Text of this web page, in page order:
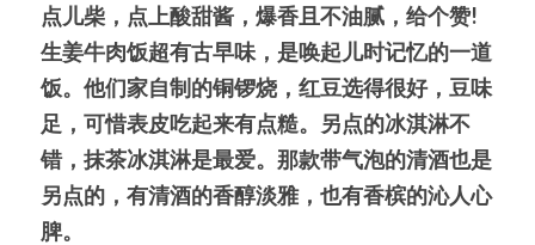
点儿柴，点上酸甜酱，爆香且不油腻，给个赞!
生姜牛肉饭超有古早味，是唤起儿时记忆的一道
饭。他们家自制的铜锣烧，红豆选得很好，豆味
足，可惜表皮吃起来有点糙。另点的冰淇淋不
错，抹茶冰淇淋是最爱。那款带气泡的清酒也是
另点的，有清酒的香醇淡雅，也有香槟的沁人心
脾。